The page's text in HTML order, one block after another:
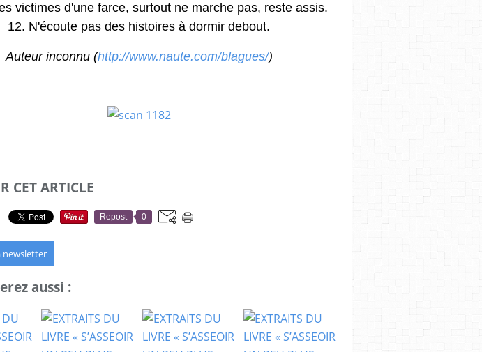
victimes d'une farce, surtout ne marche pas, reste assis.
12. N'écoute pas des histoires à dormir debout.
Auteur inconnu (http://www.naute.com/blagues/)
CET ARTICLE
Repost 0
newsletter
aussi :